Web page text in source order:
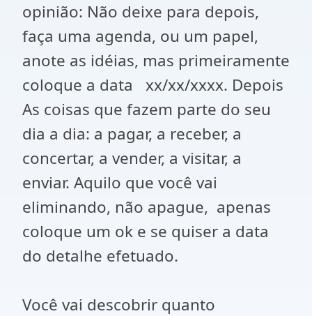
opinião: Não deixe para depois,
faça uma agenda, ou um papel,
anote as idéias, mas primeiramente
coloque a data xx/xx/xxxx. Depois
As coisas que fazem parte do seu
dia a dia: a pagar, a receber, a
concertar, a vender, a visitar, a
enviar. Aquilo que você vai
eliminando, não apague, apenas
coloque um ok e se quiser a data
do detalhe efetuado.
Você vai descobrir quanto